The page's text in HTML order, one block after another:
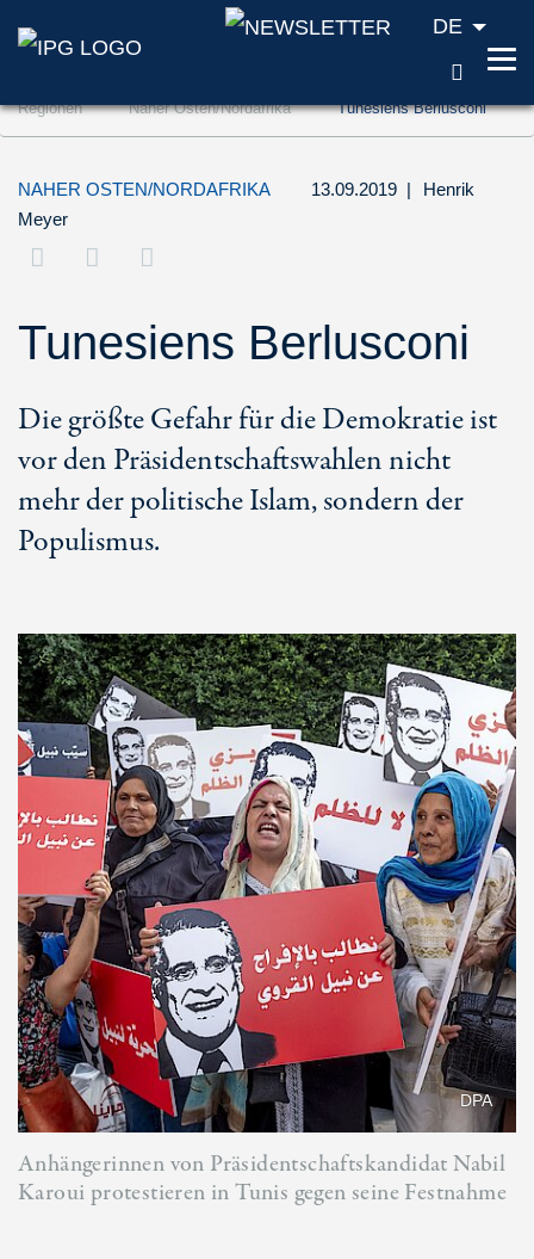
Zum Inhalt springen (Accesskey '1')
Zur Suche springen (Accesskey '2')
Zur Navigation springen (Accesskey '3')
DE
Regionen Naher Osten/Nordafrika Tunesiens Berlusconi
NAHER OSTEN/NORDAFRIKA 13.09.2019 |
Henrik
Meyer
Tunesiens Berlusconi
Die größte Gefahr für die Demokratie ist
vor den Präsidentschaftswahlen nicht
mehr der politische Islam, sondern der
Populismus.
DPA
Anhängerinnen von Präsidentschaftskandidat Nabil
Karoui protestieren in Tunis gegen seine Festnahme